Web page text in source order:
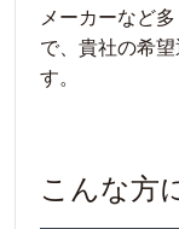
メーカーなど
で、貴社の希
す。
こんな方